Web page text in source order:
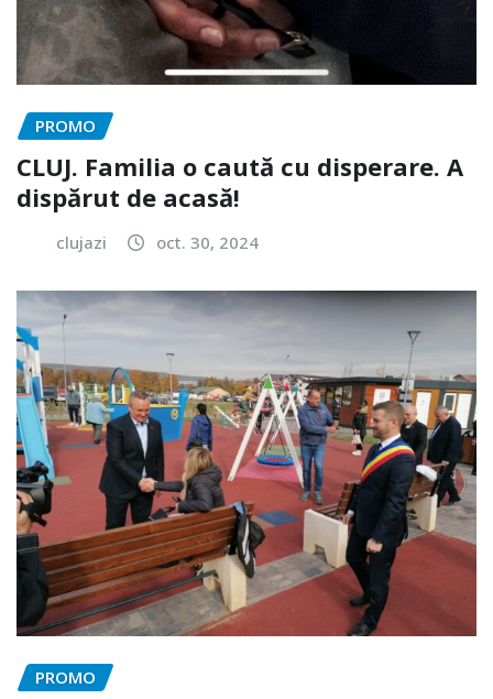
PROMO
CLUJ. Familia o caută cu disperare. A
dispărut de acasă!
clujazi oct. 30, 2024
PROMO